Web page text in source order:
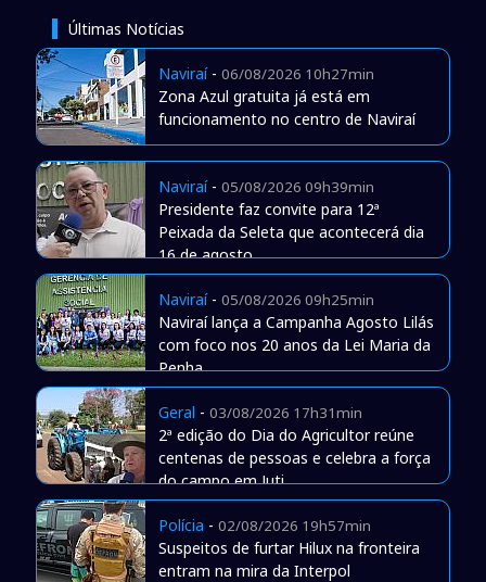
Últimas Notícias
Naviraí- 06/08/2026 10h27min
Zona Azul gratuita já está em
funcionamento no centro de Naviraí
Naviraí- 05/08/2026 09h39min
Presidente faz convite para 12ª
Peixada da Seleta que acontecerá dia
16 de agosto
Naviraí- 05/08/2026 09h25min
Naviraí lança a Campanha Agosto Lilás
com foco nos 20 anos da Lei Maria da
Penha
Geral - 03/08/2026 17h31min
2ª edição do Dia do Agricultor reúne
centenas de pessoas e celebra a força
do campo em Juti
Polícia - 02/08/2026 19h57min
Suspeitos de furtar Hilux na fronteira
entram na mira da Interpol